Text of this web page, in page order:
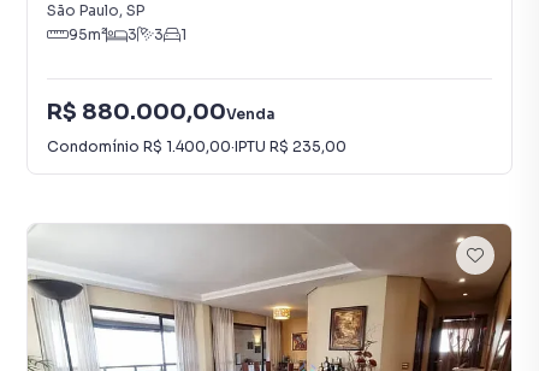
São Paulo, SP
95m² 3 3 1
R$ 880.000,00Venda
Condomínio R$ 1.400,00·IPTU R$ 235,00